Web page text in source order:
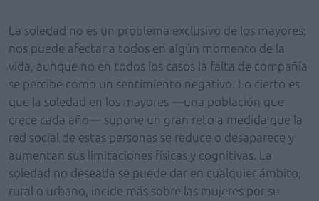
La soledad no es un problema exclusivo de los mayores;
nos puede afectar a todos en algún momento de la
vida, aunque no en todos los casos la falta de compañía
se percibe como un sentimiento negativo. Lo cierto es
que la soledad en los mayores —una población que
crece cada año— supone un gran reto a medida que la
red social de estas personas se reduce o desaparece y
aumentan sus limitaciones físicas y cognitivas. La
soledad no deseada se puede dar en cualquier ámbito,
rural o urbano, incide más sobre las mujeres por su